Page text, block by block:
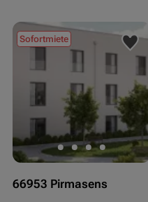
Sofortmiete
66953 Pirmasens